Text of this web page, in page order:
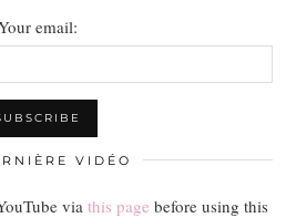
email:
VIDÉO
via this page before using this